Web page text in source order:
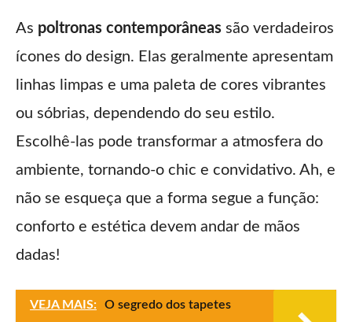
As poltronas contemporâneas são verdadeiros
ícones do design. Elas geralmente apresentam
linhas limpas e uma paleta de cores vibrantes
ou sóbrias, dependendo do seu estilo.
Escolhê-las pode transformar a atmosfera do
ambiente, tornando-o chic e convidativo. Ah, e
não se esqueça que a forma segue a função:
conforto e estética devem andar de mãos
dadas!
VEJA MAIS: O segredo dos tapetes